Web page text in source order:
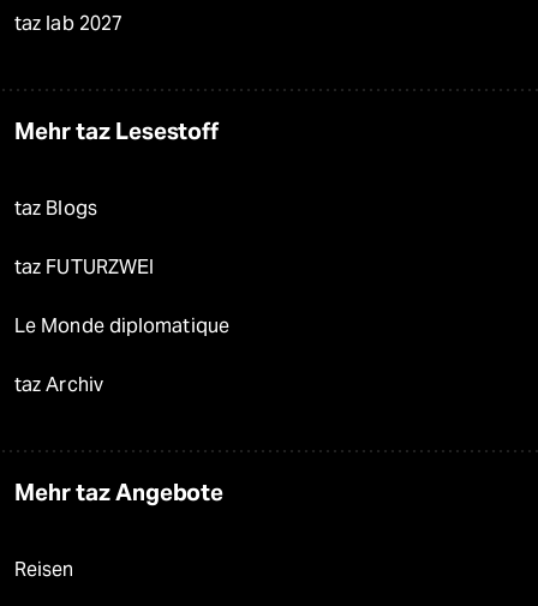
taz lab 2027
Mehr taz Lesestoff
taz Blogs
taz FUTURZWEI
Le Monde diplomatique
taz Archiv
Mehr taz Angebote
Reisen